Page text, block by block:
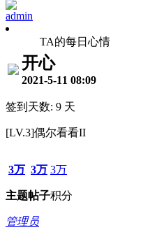
admin
TA的每日心情
开心
2021-5-11 08:09
签到天数: 9 天
[LV.3]偶尔看看II
3万
主题
3万
帖子
3万
积分
管理员